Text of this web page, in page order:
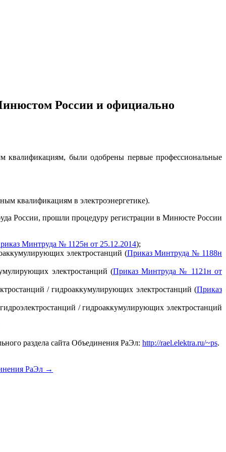
России и официально
квалификациям, были одобрены первые профессиональные
квалификациям в электроэнергетике).
России, прошли процедуру регистрации в Минюсте России
Минтруда № 1125н от 25.12.2014);
электростанций (Приказ Минтруда № 1188н
электростанций (Приказ Минтруда № 1121н от
/ гидроаккумулирующих электростанций (Приказ
/ гидроаккумулирующих электростанций
раздела сайта Объединения РаЭл: http://rael.elektra.ru/~ps.
РаЭл →